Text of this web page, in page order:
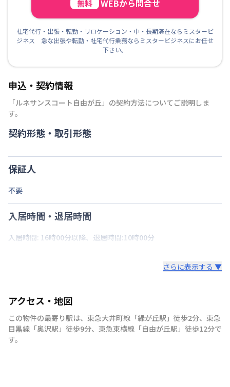
無料 WEBから問合せ
社宅代行・出張・転勤・リロケーション・中・長期滞在ならミスタービ
ジネス 急な出張や転勤・社宅代行業務ならミスタービジネスにお任せ
下さい。
申込・契約情報
「ルネサンスコート自由が丘 」の契約方法についてご説明しま
す。
契約形態・取引形態
保証人
不要
入居時間・退居時間
入居時間: 16時00分以降、退居時間:10時00分
さらに表示する ▼
アクセス・地図
この物件の最寄り駅は、 東急大井町線 「緑が丘駅 」 徒歩2分、 東急
目黒線 「奥沢駅 」 徒歩9分、 東急東横線 「自由が丘駅 」 徒歩12分で
す。